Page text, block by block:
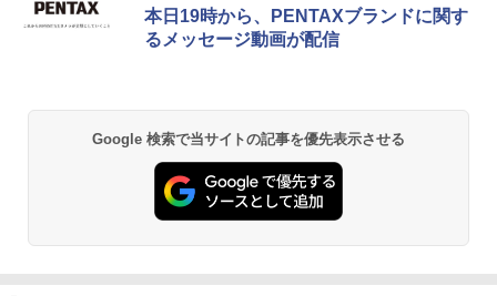
本日19時から、PENTAXブランドに関す
るメッセージ動画が配信
Google 検索で当サイトの記事を優先表示させる